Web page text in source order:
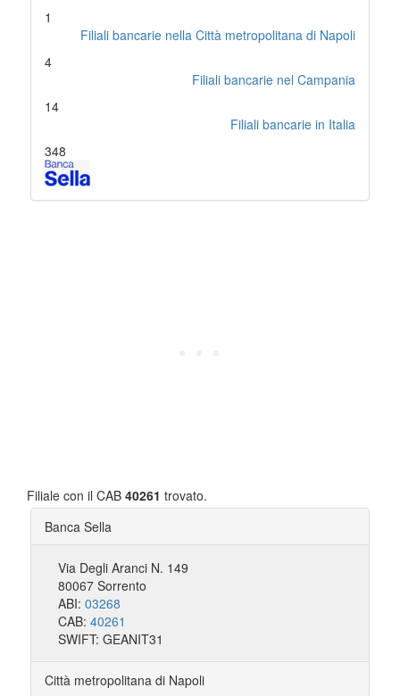
1
Filiali bancarie nella Città metropolitana di Napoli
4
Filiali bancarie nel Campania
14
Filiali bancarie in Italia
348
Filiale con il CAB 40261 trovato.
Banca Sella
Via Degli Aranci N. 149
80067 Sorrento
ABI: 03268
CAB: 40261
SWIFT: GEANIT31
Città metropolitana di Napoli